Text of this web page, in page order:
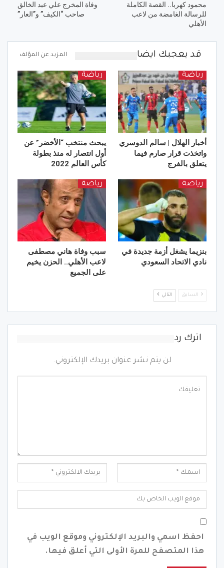
محمود كهربا.. القصة الكاملة
للرسالة الغامضة من لاعب
الأهلي
وفاة المخرج علي عبد الخالق
صاحب “الكيف” و”العار”
قد يعجبك ايضا المزيد عن المؤلف
رياضة
أخبار الهلال | سالم الدوسري
واتخذت قرار صارم فيما
يتعلق بالفرج
رياضة
يبحث منتخب “الأخضر” عن
أول انتصار له منذ بطولة
كأس العالم 2022
رياضة
بنزيما يشغل أزمة جديدة في
نادي الاتحاد السعودي
رياضة
سبب وفاة هاني مصطفى
لاعب الأهلي.. الحزن يخيم
على الجميع
السابق التالي
اترك رد
لن يتم نشر عنوان بريدك الإلكتروني.
احفظ اسمي والبريد الإلكتروني وموقع الويب في
هذا المتصفح للمرة الأولى التي أعلق فيها.